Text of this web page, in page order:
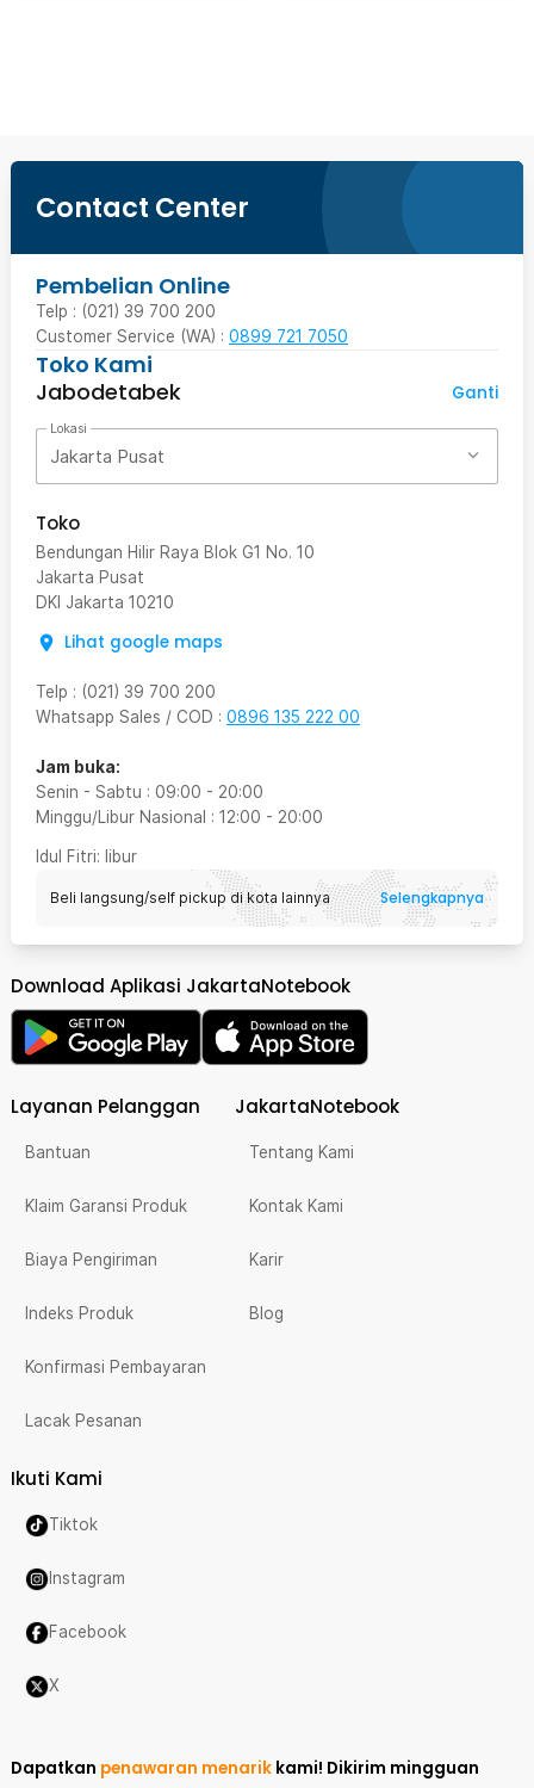
Contact Center
Pembelian Online
Telp : (021) 39 700 200
Customer Service (WA) : 0899 721 7050
Toko Kami
Jabodetabek
Ganti
Lokasi
Jakarta Pusat
Toko
Bendungan Hilir Raya Blok G1 No. 10
Jakarta Pusat
DKI Jakarta 10210
Lihat google maps
Telp : (021) 39 700 200
Whatsapp Sales / COD : 0896 135 222 00
Jam buka:
Senin - Sabtu : 09:00 - 20:00
Minggu/Libur Nasional : 12:00 - 20:00
Idul Fitri: libur
Beli langsung/self pickup di kota lainnya Selengkapnya
Download Aplikasi JakartaNotebook
Layanan Pelanggan
Bantuan
Klaim Garansi Produk
Biaya Pengiriman
Indeks Produk
Konfirmasi Pembayaran
Lacak Pesanan
JakartaNotebook
Tentang Kami
Kontak Kami
Karir
Blog
Ikuti Kami
Tiktok
Instagram
Facebook
X
Dapatkan penawaran menarik kami! Dikirim mingguan